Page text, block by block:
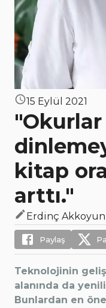
15 Eylül 2021
kitap
arttı."
Erdinç
Paylaş
Teknolojinin
alanında da
Bunlardan en